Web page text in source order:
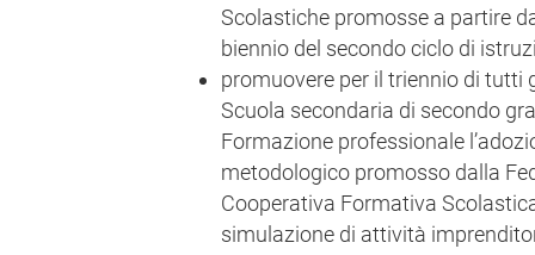
Scolastiche promosse a partire
biennio del secondo ciclo di
promuovere per il triennio di tutti
Scuola secondaria di secondo
Formazione professionale
metodologico promosso dalla
Cooperativa Formativa
simulazione di attività